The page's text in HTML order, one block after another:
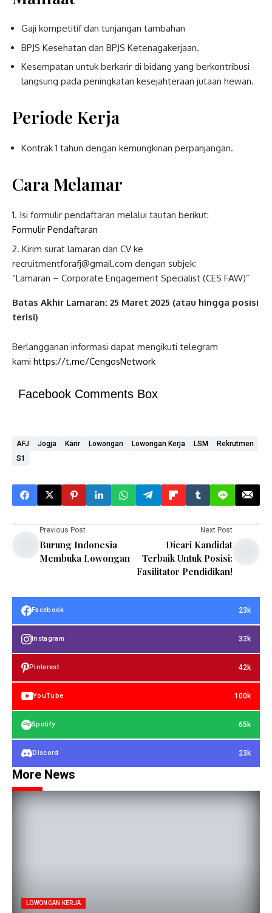
Gaji kompetitif dan tunjangan tambahan
BPJS Kesehatan dan BPJS Ketenagakerjaan.
Kesempatan untuk berkarir di bidang yang berkontribusi
langsung pada peningkatan kesejahteraan jutaan hewan.
Periode Kerja
Kontrak 1 tahun dengan kemungkinan perpanjangan.
Cara Melamar
Isi formulir pendaftaran melalui tautan berikut:
Formulir Pendaftaran
Kirim surat lamaran dan CV ke
recruitmentforafj@gmail.com dengan subjek:
“Lamaran – Corporate Engagement Specialist (CES FAW)”
Batas Akhir Lamaran: 25 Maret 2025 (atau hingga posisi
terisi)
Berlangganan informasi dapat mengikuti telegram
kami https://t.me/CengosNetwork
Facebook Comments Box
AFJ Jogja Karir Lowongan Lowongan Kerja LSM
Rekrutmen
S1
Previous Post
Burung Indonesia
Membuka Lowongan
Next Post
Dicari Kandidat
Terbaik Untuk Posisi:
Fasilitator Pendidikan!
Facebook 23k
Instagram 32k
Pinterest 42k
YouTube 100k
Spotify 65k
Discord 23k
More News
LOWONGAN KERJA